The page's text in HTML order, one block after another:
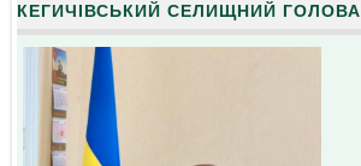
КЕГИЧІВСЬКИЙ СЕЛИЩНИЙ ГОЛОВА